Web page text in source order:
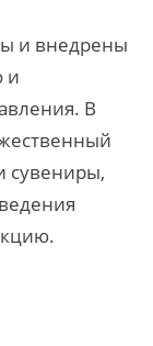
и внедрены
и
В
сувениры,